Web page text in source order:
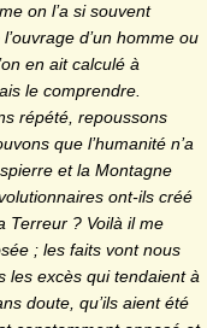
on l’a si souvent
d’un homme ou
en ait calculé à
le comprendre.
répété, repoussons
que l’humanité n’a
et la Montagne
ont-ils créé
Terreur ? Voilà il me
; les faits vont nous
les excès qui tendaient à
doute, qu’ils aient été